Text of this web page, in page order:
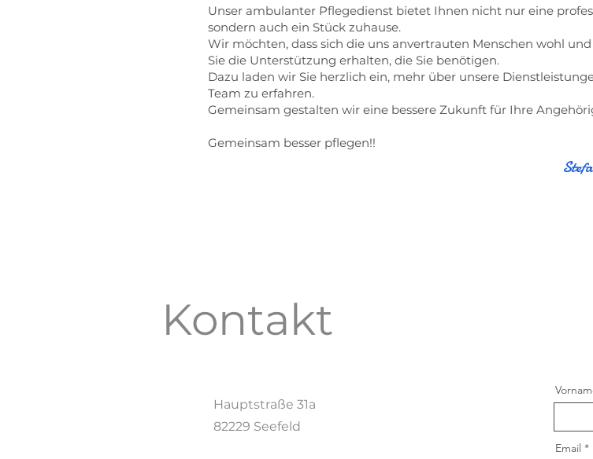
Unser ambulanter Pflegedienst bietet Ihnen nicht nur eine
sondern auch ein Stück zuhause.
Wir möchten, dass sich die uns anvertrauten Menschen wohl
Sie die Unterstützung erhalten, die Sie benötigen.
Dazu laden wir Sie herzlich ein, mehr über unsere
Team zu erfahren.
Gemeinsam gestalten wir eine bessere Zukunft für Ihre
Gemeinsam besser pflegen!!
Kontakt
Hauptstraße 31a
82229 Seefeld
Email